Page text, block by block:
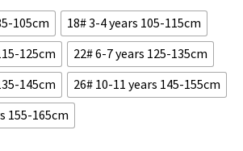
105cm
18# 3-4 years 105-115cm
125cm
22# 6-7 years 125-135cm
145cm
26# 10-11 years 145-155cm
155-165cm